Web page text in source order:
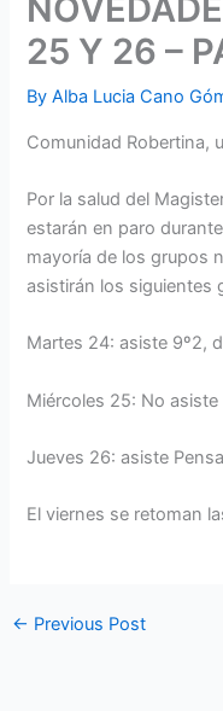
25 Y 26 –
ByAlba Lucia Cano
Comunidad Robertina,
Por la salud del
estarán en paro
mayoría de los grupos
asistirán los siguientes
Martes 24: asiste 9º2,
Miércoles 25: No
Jueves 26: asiste
El viernes se retoman
← Previous Post